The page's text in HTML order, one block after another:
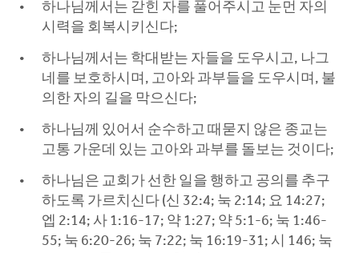
하나님께서는 갇힌 자를 풀어주시고 눈먼 자의
시력을 회복시키신다;
하나님께서는 학대받는 자들을 도우시고, 나그
네를 보호하시며, 고아와 과부들을 도우시며, 불
의한 자의 길을 막으신다;
하나님께 있어서 순수하고 때묻지 않은 종교는
고통 가운데 있는 고아와 과부를 돌보는 것이다;
하나님은 교회가 선한 일을 행하고 공의를 추구
하도록 가르치신다 (신 32:4; 눅 2:14; 요 14:27;
엡 2:14; 사 1:16-17; 약 1:27; 약 5:1-6; 눅 1:46-
55; 눅 6:20-26; 눅 7:22; 눅 16:19-31; 시 146; 눅